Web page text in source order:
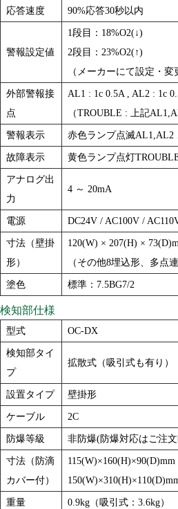
応答速度 90%応答30秒以内
警報設定値
1段目：18%O2(↓)
2段目：23%O2(↑)
（メーカーにて設定・変
外部警報接
点
AL1 : 1c 0.5A , AL2 : 1c
（TROUBLE : 上記
警報表示 赤色ランプ点滅AL1,AL2
故障表示 黄色ランプ点灯
アナログ出
力
4 ～ 20mA
電源 DC24V / AC100V /
寸法（壁掛
形）
120(W) × 207(H) ×
（その他8埋込形、多点
塗色 標準：7.5BG7/2
検知部仕様
型式 OC-DX
検知部タイ
プ
拡散式（吸引式も有り）
設置タイプ 壁掛形
ケーブル 2C
防爆等級 非防爆(防爆対応はご注
寸法（防滴
カバー付）
115(W)×160(H)×90(D)mm
150(W)×310(H)×110(D)mm
重量 0.9kg（吸引式：3.6kg）